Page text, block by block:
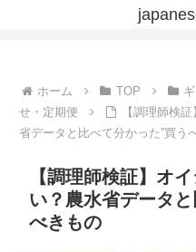
ホーム TOP
せ・定期便
【調理師検
省データと比べて分かった”買う
【調理師検証】オ
い？農水省データ
べきもの